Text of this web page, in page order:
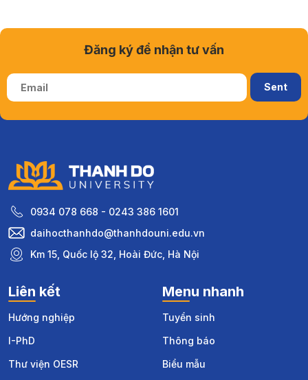
0934 078 668 - 0243 386 1601
daihocthanhdo@thanhdouni.edu.vn
Km 15, Quốc lộ 32, Hoài Đức, Hà Nội
Liên kết
Hướng nghiệp
I-PhD
Thư viện OESR
Menu nhanh
Tuyển sinh
Thông báo
Biểu mẫu
Đăng ký để nhận tư vấn